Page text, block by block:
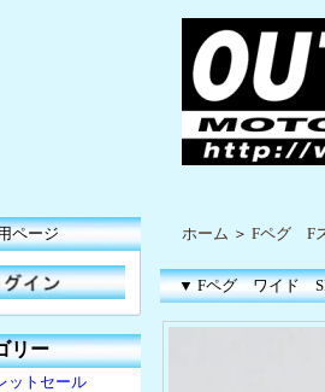
ページ
リー
ットセール
ホーム ＞ Fペグ F
▼ Fペグ ワイド